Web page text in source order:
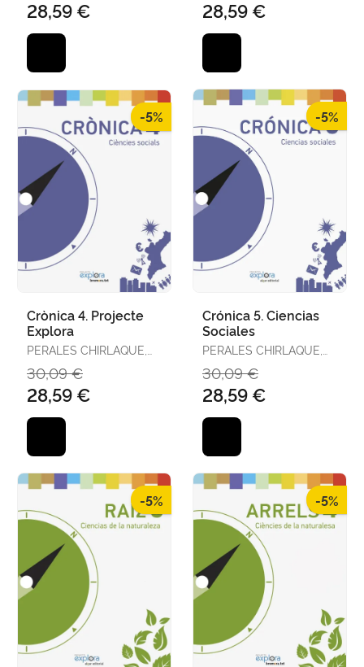
28,59 € 28,59 €
-5%
Crònica 4. Projecte
Explora
PERALES CHIRLAQUE,
30,09 €
28,59 €
-5%
Crónica 5. Ciencias
Sociales
PERALES CHIRLAQUE,
30,09 €
28,59 €
-5% -5%